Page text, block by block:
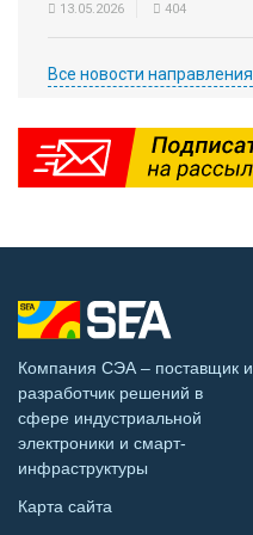
13.05.2026 404
Все новости направления
Компания СЭА – поставщик и
разработчик решений в
сфере индустриальной
электроники и смарт-
инфраструктуры
Карта сайта